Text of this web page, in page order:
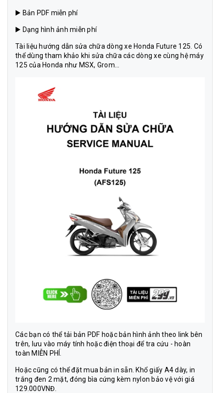
▶️ Bản PDF miễn phí
▶️ Dạng hình ảnh miễn phí
Tài liệu hướng dẫn sửa chữa dòng xe Honda Future 125. Có
thể dùng tham khảo khi sửa chữa các dòng xe cùng hệ máy
125 của Honda như MSX, Grom...
Các bạn có thể tải bản PDF hoặc bản hình ảnh theo link bên
trên, lưu vào máy tính hoặc điện thoại để tra cứu - hoàn
toàn MIỄN PHÍ.
Hoặc cũng có thể đặt mua bản in sẵn. Khổ giấy A4 dày, in
trắng đen 2 mặt, đóng bìa cứng kèm nylon bảo vệ với giá
129.000VNĐ.